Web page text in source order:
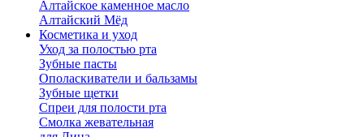
Алтайское каменное масло
Алтайский Мёд
Косметика и уход
Уход за полостью рта
Зубные пасты
Ополаскиватели и бальзамы
Зубные щетки
Спреи для полости рта
Смолка жевательная